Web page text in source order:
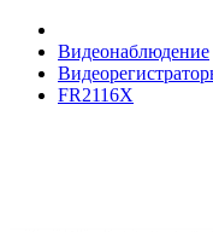
Видеонаблюдение
FR2116X